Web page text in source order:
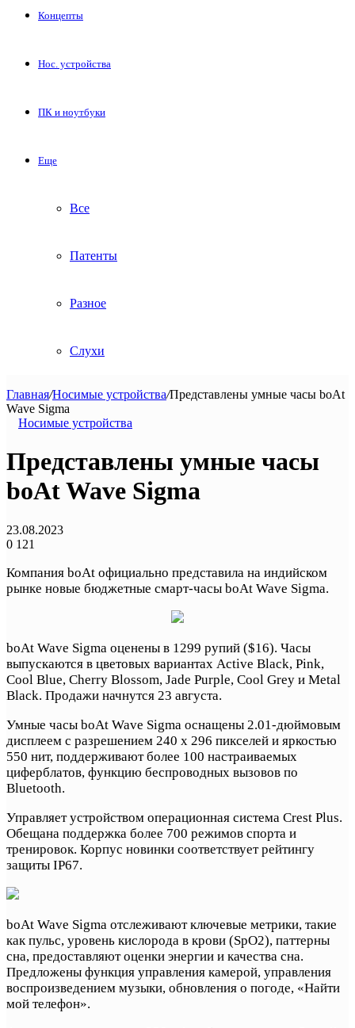
Концепты
Нос. устройства
ПК и ноутбуки
Еще
Все
Патенты
Разное
Слухи
Главная/Носимые устройства/Представлены умные часы boAt
Wave Sigma
Носимые устройства
Представлены умные часы
boAt Wave Sigma
23.08.2023
0 121
Компания boAt официально представила на индийском
рынке новые бюджетные смарт-часы boAt Wave Sigma.
boAt Wave Sigma оценены в 1299 рупий ($16). Часы
выпускаются в цветовых вариантах Active Black, Pink,
Cool Blue, Cherry Blossom, Jade Purple, Cool Grey и Metal
Black. Продажи начнутся 23 августа.
Умные часы boAt Wave Sigma оснащены 2.01-дюймовым
дисплеем с разрешением 240 x 296 пикселей и яркостью
550 нит, поддерживают более 100 настраиваемых
циферблатов, функцию беспроводных вызовов по
Bluetooth.
Управляет устройством операционная система Crest Plus.
Обещана поддержка более 700 режимов спорта и
тренировок. Корпус новинки соответствует рейтингу
защиты IP67.
boAt Wave Sigma отслеживают ключевые метрики, такие
как пульс, уровень кислорода в крови (SpO2), паттерны
сна, предоставляют оценки энергии и качества сна.
Предложены функция управления камерой, управления
воспроизведением музыки, обновления о погоде, «Найти
мой телефон».